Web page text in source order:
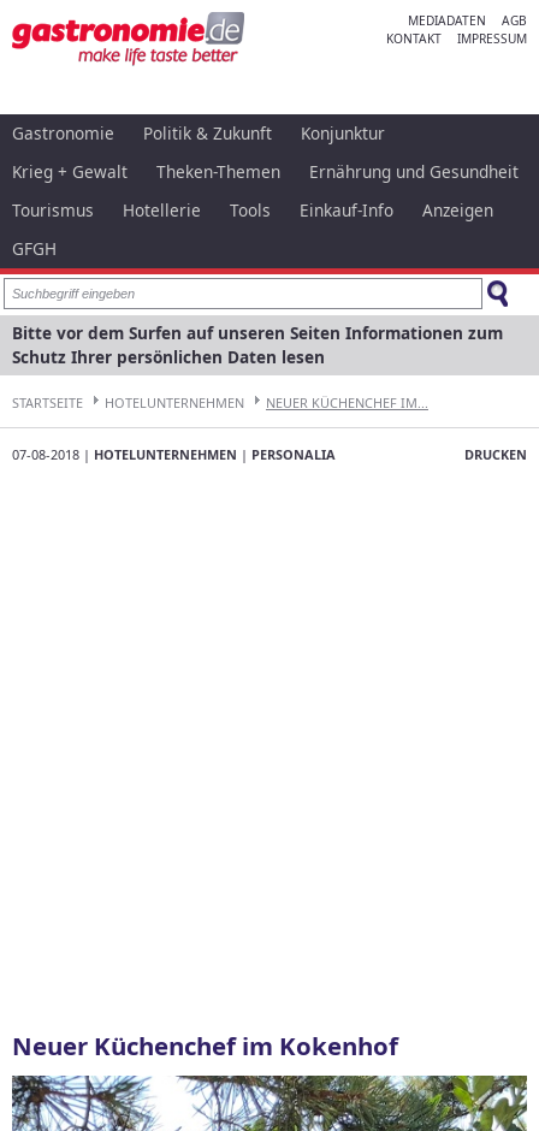
MEDIADATEN
AGB
KONTAKT
IMPRESSUM
Gastronomie Politik & Zukunft
Konjunktur
Krieg + Gewalt
Theken-Themen
Ernährung und Gesundheit
Tourismus
Hotellerie Tools Einkauf-Info
Anzeigen
GFGH
Bitte vor dem Surfen auf unseren Seiten Informationen zum
Schutz Ihrer persönlichen Daten lesen
STARTSEITE HOTELUNTERNEHMEN NEUER KÜCHENCHEF IM...
DRUCKEN
07-08-2018 | HOTELUNTERNEHMEN | PERSONALIA
Neuer Küchenchef im Kokenhof